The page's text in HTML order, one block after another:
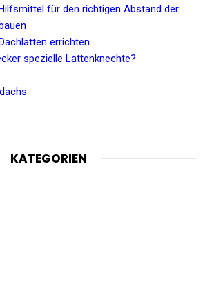
für den richtigen Abstand der
errichten
spezielle Lattenknechte?
KATEGORIEN